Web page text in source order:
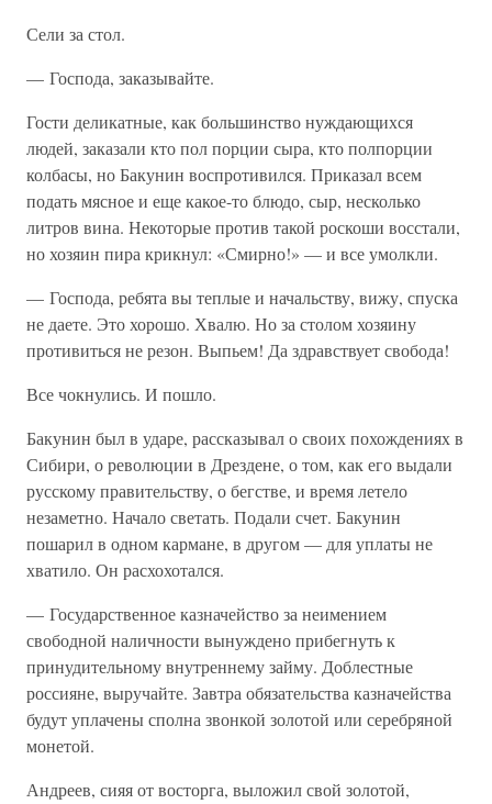
Сели за стол.
— Господа, заказывайте.
Гости деликатные, как большинство нуждающихся
людей, заказали кто пол порции сыра, кто полпорции
колбасы, но Бакунин воспротивился. Приказал всем
подать мясное и еще какое-то блюдо, сыр, несколько
литров вина. Некоторые против такой роскоши восстали,
но хозяин пира крикнул: «Смирно!» — и все умолкли.
— Господа, ребята вы теплые и начальству, вижу, спуска
не даете. Это хорошо. Хвалю. Но за столом хозяину
противиться не резон. Выпьем! Да здравствует свобода!
Все чокнулись. И пошло.
Бакунин был в ударе, рассказывал о своих похождениях в
Сибири, о революции в Дрездене, о том, как его выдали
русскому правительству, о бегстве, и время летело
незаметно. Начало светать. Подали счет. Бакунин
пошарил в одном кармане, в другом — для уплаты не
хватило. Он расхохотался.
— Государственное казначейство за неимением
свободной наличности вынуждено прибегнуть к
принудительному внутреннему займу. Доблестные
россияне, выручайте. Завтра обязательства казначейства
будут уплачены сполна звонкой золотой или серебряной
монетой.
Андреев, сияя от восторга, выложил свой золотой,